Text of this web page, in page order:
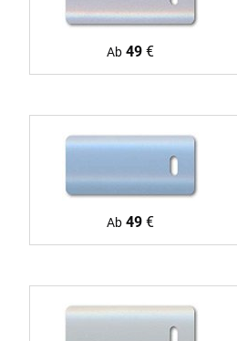
Ab 49€
Ab 49€